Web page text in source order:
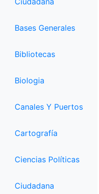
Bases Generales
Bibliotecas
Biologia
Canales Y Puertos
Cartografía
Ciencias Políticas
Ciudadana